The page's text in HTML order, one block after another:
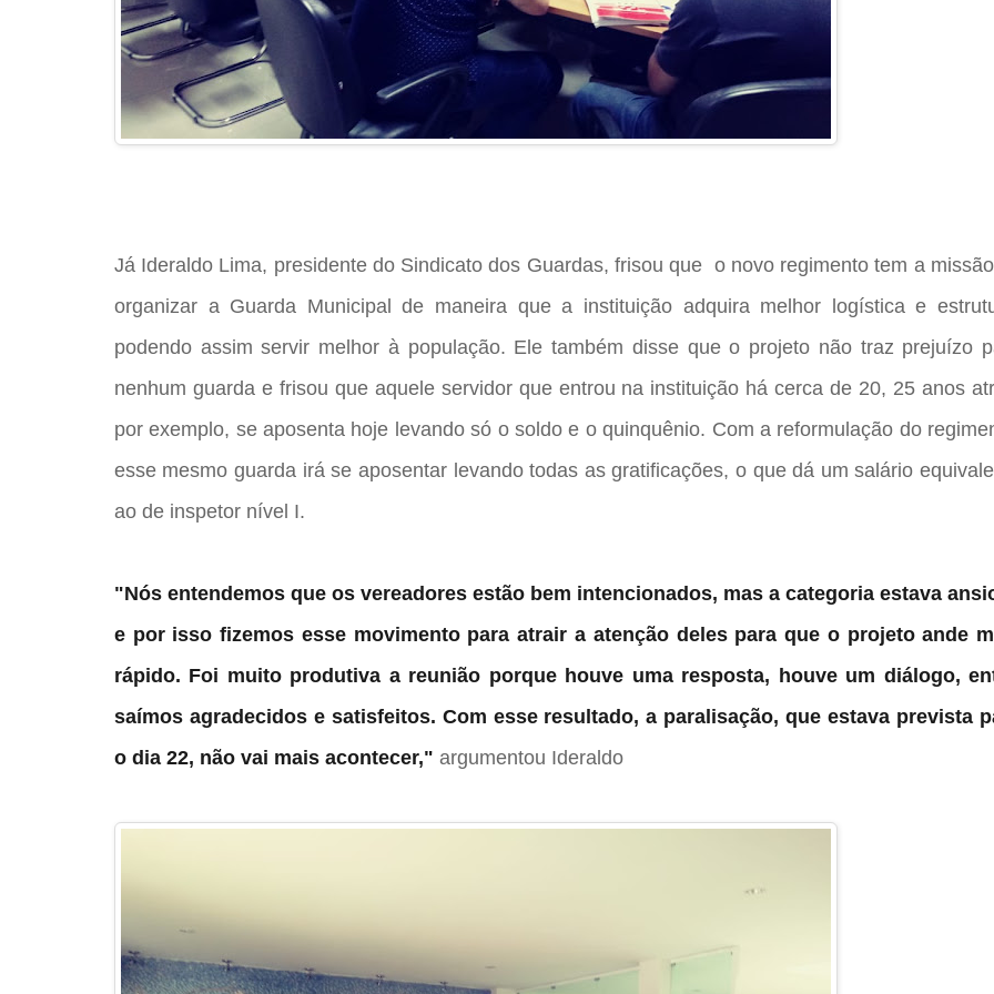
Já Ideraldo Lima, presidente do Sindicato dos Guardas, frisou que o novo regimento tem a
organizar a Guarda Municipal de maneira que a instituição adquira melhor logística e
podendo assim servir melhor à população. Ele também disse que o projeto não traz prejuízo
nenhum guarda e frisou que aquele servidor que entrou na instituição há cerca de 20, 25 anos
por exemplo, se aposenta hoje levando só o soldo e o quinquênio. Com a reformulação do
esse mesmo guarda irá se aposentar levando todas as gratificações, o que dá um salário
ao de inspetor nível I.
"Nós entendemos que os vereadores estão bem intencionados, mas a categoria estava
e por isso fizemos esse movimento para atrair a atenção deles para que o projeto ande
rápido. Foi muito produtiva a reunião porque houve uma resposta, houve um diálogo,
saímos agradecidos e satisfeitos. Com esse resultado, a paralisação,que estava prevista
o dia 22, não vai mais acontecer," argumentou Ideraldo